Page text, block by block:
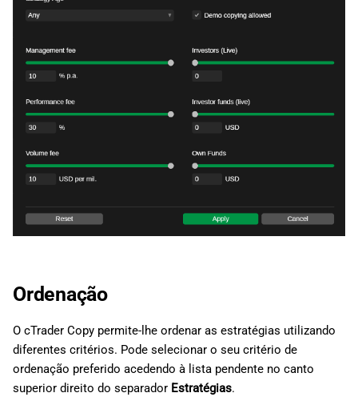
Ordenação
O cTrader Copy permite-lhe ordenar as estratégias utilizando
diferentes critérios. Pode selecionar o seu critério de
ordenação preferido acedendo à lista pendente no canto
superior direito do separador Estratégias.